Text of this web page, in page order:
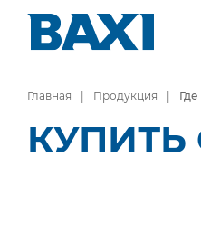
Главная Продукция